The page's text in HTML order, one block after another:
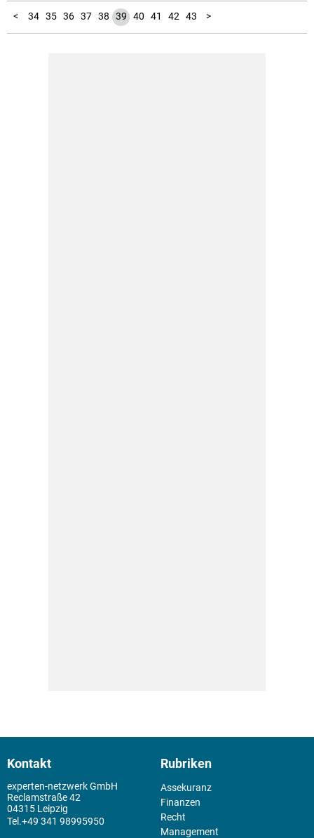
<
1
2
3
4
5
6
7
8
9
10
11
12
13
14
15
16
17
18
19
20
21
22
23
24
25
26
27
28
29
30
31
32
33 34 35 36 37 38 39 40 41 42 43
44
45
46
47
48
49
50
51
52
53
54
55
56
57
58
59
60
61
62
63
64
65
66
67
68
69
70
71
72
73
74
75
76
77
78
79
80
81
82
83
84
85
86
87
88
89
90
91
92
93
94 >
Kontakt
experten-netzwerk GmbH
Reclamstraße 42
04315 Leipzig
+49 341 98995950
Rubriken
Assekuranz
Finanzen
Recht
Management